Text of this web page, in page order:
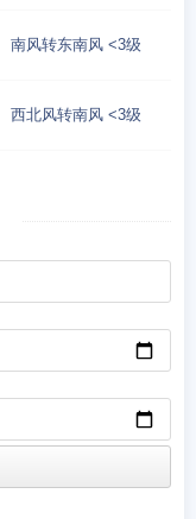
南风转东南风 <3级
西北风转南风 <3级